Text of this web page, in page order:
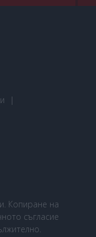
Копиране на
съгласие